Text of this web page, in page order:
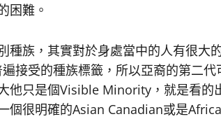
困難。
種族，其實對於身處當中的人有很大
接受的種族標籤，所以亞裔的第二
他只是個Visible Minority，就是看的
個很明確的Asian Canadian或是